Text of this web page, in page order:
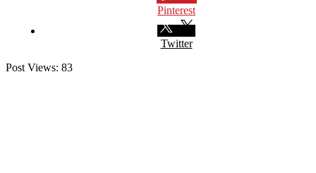
Pinterest
Twitter
Post Views: 83